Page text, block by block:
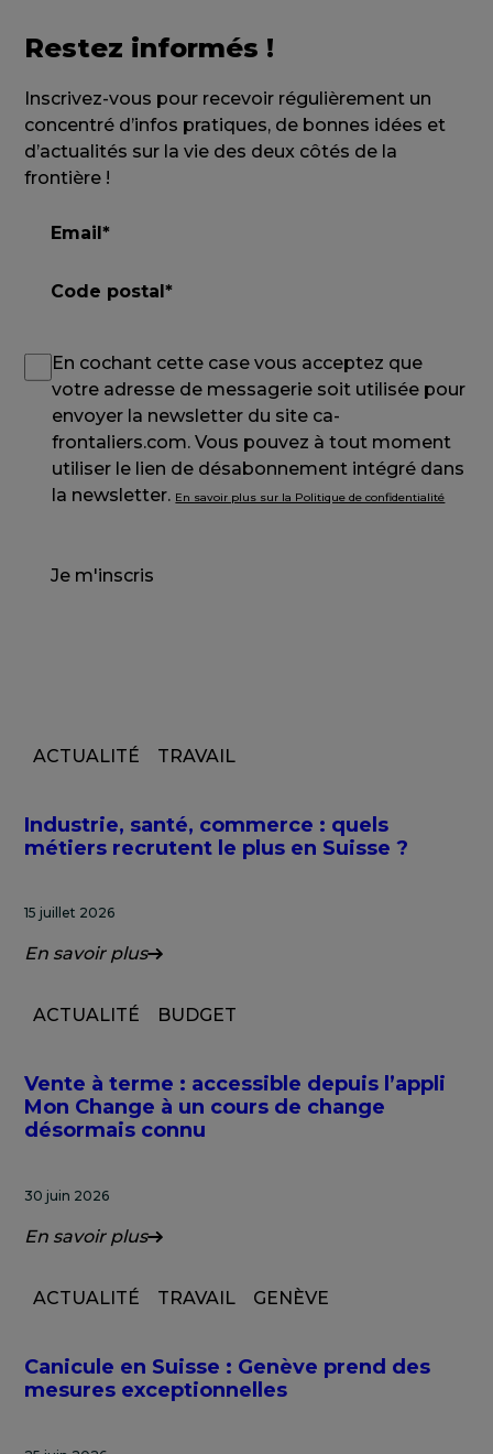
Restez informés !
Inscrivez-vous pour recevoir régulièrement un
concentré d’infos pratiques, de bonnes idées et
d’actualités sur la vie des deux côtés de la
frontière !
En cochant cette case vous acceptez que
votre adresse de messagerie soit utilisée pour
envoyer la newsletter du site ca-
frontaliers.com. Vous pouvez à tout moment
utiliser le lien de désabonnement intégré dans
la newsletter. En savoir plus sur la Politique de confidentialité
Je m'inscris
ACTUALITÉ TRAVAIL
Industrie, santé, commerce : quels
métiers recrutent le plus en Suisse ?
15 juillet 2026
En savoir plus
ACTUALITÉ BUDGET
Vente à terme : accessible depuis l’appli
Mon Change à un cours de change
désormais connu
30 juin 2026
En savoir plus
ACTUALITÉ TRAVAIL GENÈVE
Canicule en Suisse : Genève prend des
mesures exceptionnelles